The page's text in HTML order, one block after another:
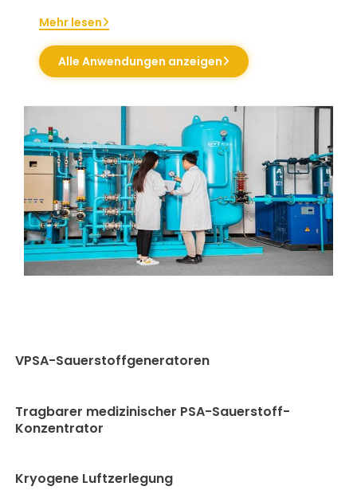
Mehr lesen
Alle Anwendungen anzeigen
VPSA-Sauerstoffgeneratoren
Tragbarer medizinischer PSA-Sauerstoff-
Konzentrator
Kryogene Luftzerlegung